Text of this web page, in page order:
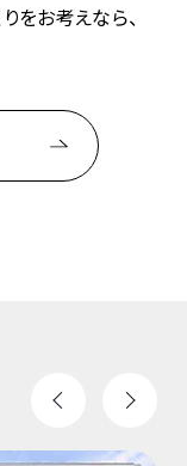
をお考えなら、